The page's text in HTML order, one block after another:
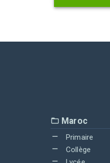
Maroc
Primaire
Collège